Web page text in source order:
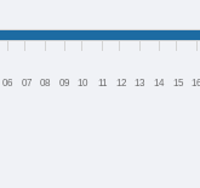
06 07 08 09 10 11 12 13 14 15